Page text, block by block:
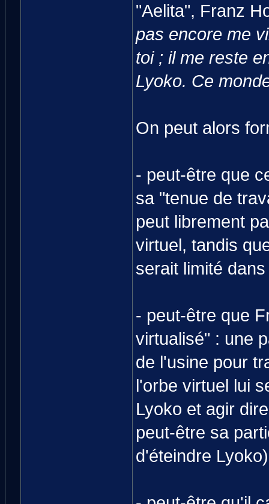
"Aelita", Franz
pas encore me
toi ; il me reste
Lyoko. Ce
On peut alors
- peut-être que
sa "tenue de
peut librement
virtuel, tandis
serait limité
- peut-être que
virtualisé" : une
de l'usine pour
l'orbe virtuel lui
Lyoko et agir
peut-être sa
d'éteindre Lyoko)